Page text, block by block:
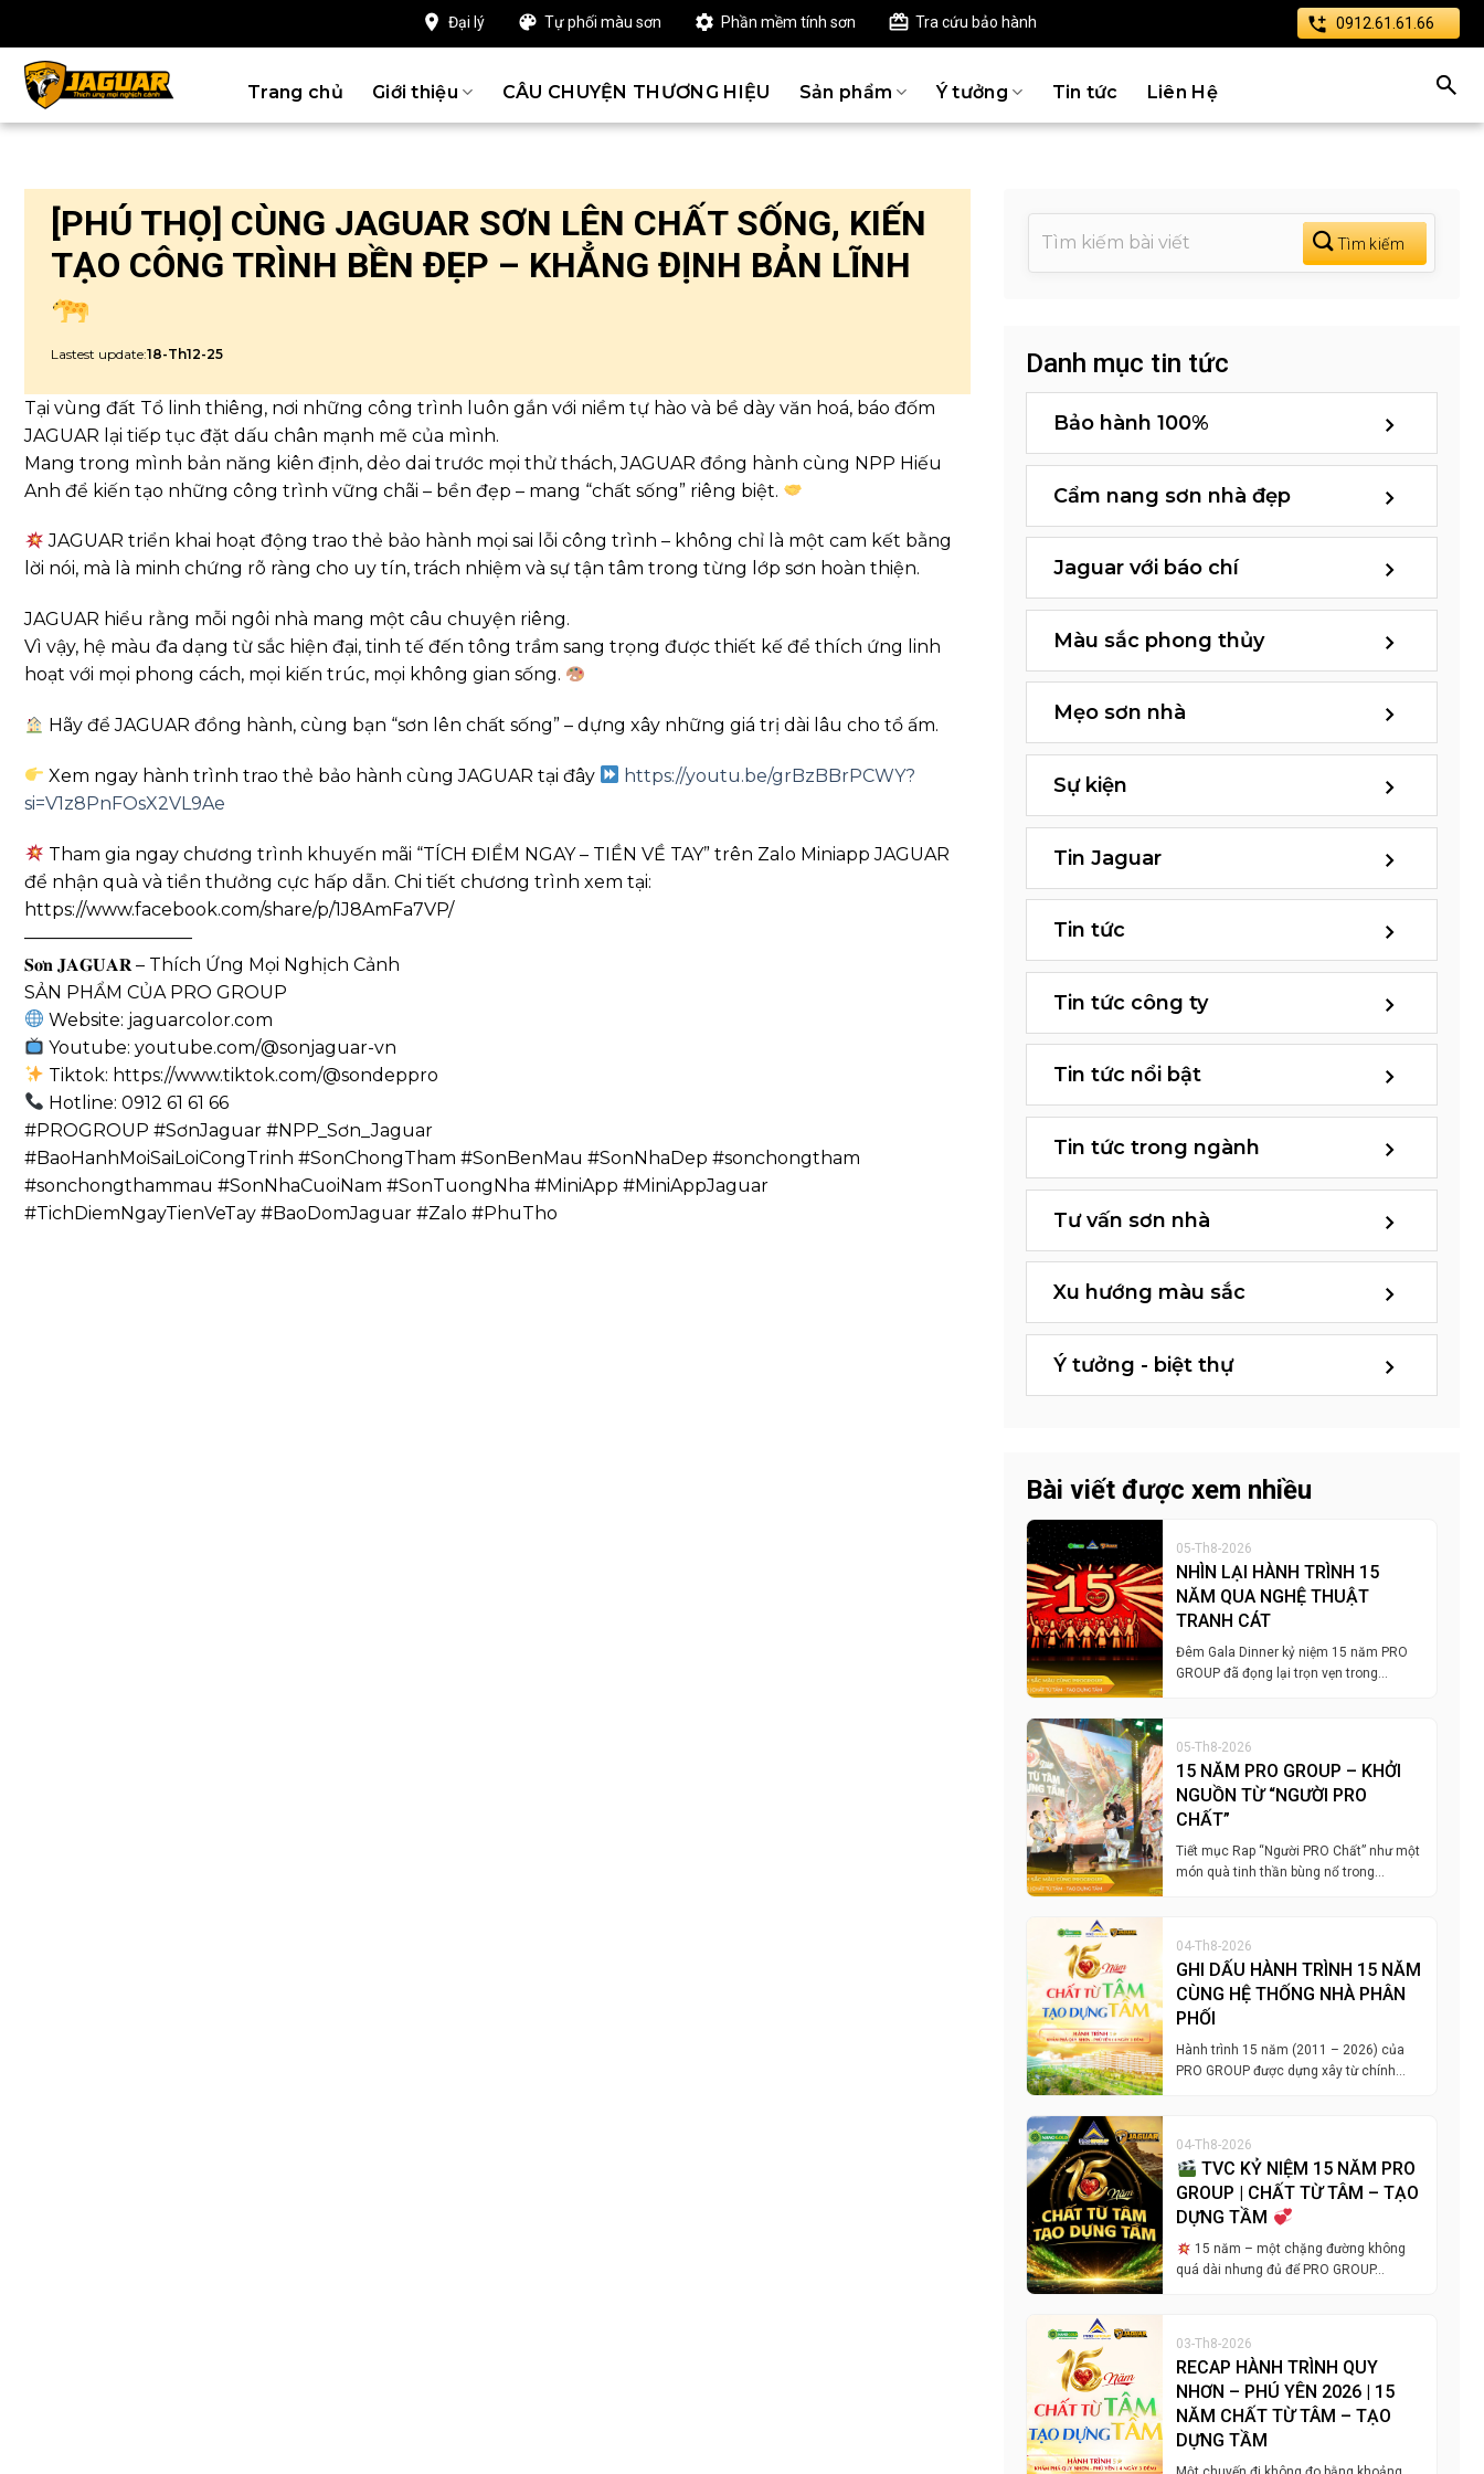
dung
Đại lý Tự phối màu sơn Phần mềm tính sơn Tra cứu bảo hành 0912.61.61.66
Trang chủ Giới thiệu CÂU CHUYỆN THƯƠNG HIỆU Sản phẩm Ý tưởng Tin tức Liên Hệ
[PHÚ THỌ] CÙNG JAGUAR SƠN LÊN CHẤT SỐNG, KIẾN
TẠO CÔNG TRÌNH BỀN ĐẸP – KHẲNG ĐỊNH BẢN LĨNH
Lastest update:18-Th12-25
Tại vùng đất Tổ linh thiêng, nơi những công trình luôn gắn với niềm tự hào và bề dày văn hoá, báo đốm
JAGUAR lại tiếp tục đặt dấu chân mạnh mẽ của mình.
Mang trong mình bản năng kiên định, dẻo dai trước mọi thử thách, JAGUAR đồng hành cùng NPP Hiếu
Anh để kiến tạo những công trình vững chãi – bền đẹp – mang “chất sống” riêng biệt.
JAGUAR triển khai hoạt động trao thẻ bảo hành mọi sai lỗi công trình – không chỉ là một cam kết bằng
lời nói, mà là minh chứng rõ ràng cho uy tín, trách nhiệm và sự tận tâm trong từng lớp sơn hoàn thiện.
JAGUAR hiểu rằng mỗi ngôi nhà mang một câu chuyện riêng.
Vì vậy, hệ màu đa dạng từ sắc hiện đại, tinh tế đến tông trầm sang trọng được thiết kế để thích ứng linh
hoạt với mọi phong cách, mọi kiến trúc, mọi không gian sống.
Hãy để JAGUAR đồng hành, cùng bạn “sơn lên chất sống” – dựng xây những giá trị dài lâu cho tổ ấm.
Xem ngay hành trình trao thẻ bảo hành cùng JAGUAR tại đây
https://youtu.be/grBzBBrPCWY?
si=V1z8PnFOsX2VL9Ae
Tham gia ngay chương trình khuyến mãi “TÍCH ĐIỂM NGAY – TIỀN VỀ TAY” trên Zalo Miniapp JAGUAR
để nhận quà và tiền thưởng cực hấp dẫn. Chi tiết chương trình xem tại:
https://www.facebook.com/share/p/1J8AmFa7VP/
—————————–
𝐒𝐨̛𝐧 𝐉𝐀𝐆𝐔𝐀𝐑 – Thích Ứng Mọi Nghịch Cảnh
SẢN PHẨM CỦA PRO GROUP
Website: jaguarcolor.com
Youtube: youtube.com/@sonjaguar-vn
Tiktok: https://www.tiktok.com/@sondeppro
Hotline: 0912 61 61 66
#PROGROUP #SơnJaguar #NPP_Sơn_Jaguar
#BaoHanhMoiSaiLoiCongTrinh #SonChongTham #SonBenMau #SonNhaDep #sonchongtham
#sonchongthammau #SonNhaCuoiNam #SonTuongNha #MiniApp #MiniAppJaguar
#TichDiemNgayTienVeTay #BaoDomJaguar #Zalo #PhuTho
Danh mục tin tức
Bảo hành 100%
Cẩm nang sơn nhà đẹp
Jaguar với báo chí
Màu sắc phong thủy
Mẹo sơn nhà
Sự kiện
Tin Jaguar
Tin tức
Tin tức công ty
Tin tức nổi bật
Tin tức trong ngành
Tư vấn sơn nhà
Xu hướng màu sắc
Ý tưởng - biệt thự
Bài viết được xem nhiều
05-Th8-2026
NHÌN LẠI HÀNH TRÌNH 15
NĂM QUA NGHỆ THUẬT
TRANH CÁT
Đêm Gala Dinner kỷ niệm 15 năm PRO
GROUP đã đọng lại trọn vẹn trong…
05-Th8-2026
15 NĂM PRO GROUP – KHỞI
NGUỒN TỪ “NGƯỜI PRO
CHẤT”
Tiết mục Rap “Người PRO Chất” như một
món quà tinh thần bùng nổ trong…
04-Th8-2026
GHI DẤU HÀNH TRÌNH 15 NĂM
CÙNG HỆ THỐNG NHÀ PHÂN
PHỐI
Hành trình 15 năm (2011 – 2026) của
PRO GROUP được dựng xây từ chính…
04-Th8-2026
TVC KỶ NIỆM 15 NĂM PRO
GROUP | CHẤT TỪ TÂM – TẠO
DỰNG TẦM
15 năm – một chặng đường không
quá dài nhưng đủ để PRO GROUP…
03-Th8-2026
RECAP HÀNH TRÌNH QUY
NHƠN – PHÚ YÊN 2026 | 15
NĂM CHẤT TỪ TÂM – TẠO
DỰNG TẦM